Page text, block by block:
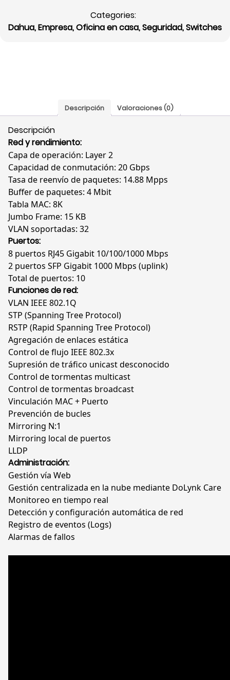
Puertos
VLAN,
STP/RSTP,
en
la
Nube,
DH-
CS4210-
8GT-
110
cantidad
Categories:
Dahua,Empresa,Oficina en casa,Seguridad,Switches
Descripción Valoraciones (0)
Descripción
Red y rendimiento:
Capa de operación: Layer 2
Capacidad de conmutación: 20 Gbps
Tasa de reenvío de paquetes: 14.88 Mpps
Buffer de paquetes: 4 Mbit
Tabla MAC: 8K
Jumbo Frame: 15 KB
VLAN soportadas: 32
Puertos:
8 puertos RJ45 Gigabit 10/100/1000 Mbps
2 puertos SFP Gigabit 1000 Mbps (uplink)
Total de puertos: 10
Funciones de red:
VLAN IEEE 802.1Q
STP (Spanning Tree Protocol)
RSTP (Rapid Spanning Tree Protocol)
Agregación de enlaces estática
Control de flujo IEEE 802.3x
Supresión de tráfico unicast desconocido
Control de tormentas multicast
Control de tormentas broadcast
Vinculación MAC + Puerto
Prevención de bucles
Mirroring N:1
Mirroring local de puertos
LLDP
Administración:
Gestión vía Web
Gestión centralizada en la nube mediante DoLynk Care
Monitoreo en tiempo real
Detección y configuración automática de red
Registro de eventos (Logs)
Alarmas de fallos